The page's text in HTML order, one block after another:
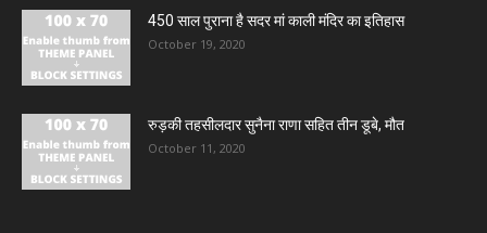
450 साल पुराना है सदर मां काली मंदिर का इतिहास
October 19, 2020
रुड़की तहसीलदार सुनैना राणा सहित तीन डूबे, मौत
October 11, 2020